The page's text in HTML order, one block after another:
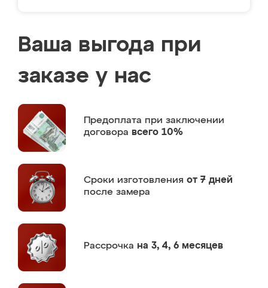
Ваша выгода при
заказе у нас
Предоплата при заключении
договора всего 10%
Сроки изготовления от 7 дней
после замера
Рассрочка на 3, 4, 6 месяцев